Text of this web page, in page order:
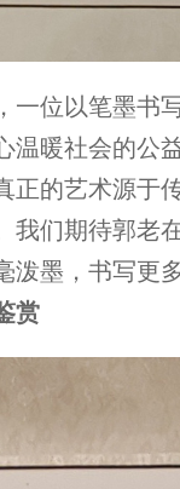
一位以笔墨书
温暖社会的公
正的艺术源于
我们期待郭老
泼墨，书写更
赏